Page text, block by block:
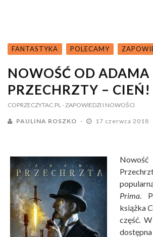
FANTASTYKA POLECAMY
NOWOŚĆ OD ADAMA
PRZECHRZTY – CIEŃ!
COPRZECZYTAC.PL - ZAPOWIEDZI I NOWOŚCI
PAULINA ROSZKO 17 czerwca 2018
Prima.
książka
część.